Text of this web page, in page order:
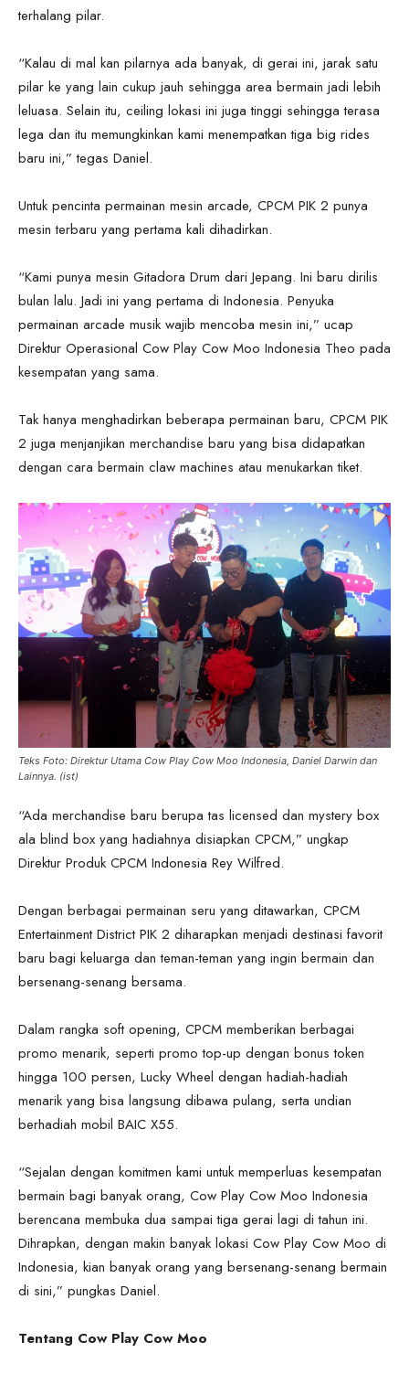
terhalang pilar.
“Kalau di mal kan pilarnya ada banyak, di gerai ini, jarak satu
pilar ke yang lain cukup jauh sehingga area bermain jadi lebih
leluasa. Selain itu, ceiling lokasi ini juga tinggi sehingga terasa
lega dan itu memungkinkan kami menempatkan tiga big rides
baru ini,” tegas Daniel.
Untuk pencinta permainan mesin arcade, CPCM PIK 2 punya
mesin terbaru yang pertama kali dihadirkan.
“Kami punya mesin Gitadora Drum dari Jepang. Ini baru dirilis
bulan lalu. Jadi ini yang pertama di Indonesia. Penyuka
permainan arcade musik wajib mencoba mesin ini,” ucap
Direktur Operasional Cow Play Cow Moo Indonesia Theo pada
kesempatan yang sama.
Tak hanya menghadirkan beberapa permainan baru, CPCM PIK
2 juga menjanjikan merchandise baru yang bisa didapatkan
dengan cara bermain claw machines atau menukarkan tiket.
Teks Foto: Direktur Utama Cow Play Cow Moo Indonesia, Daniel Darwin dan
Lainnya. (ist)
“Ada merchandise baru berupa tas licensed dan mystery box
ala blind box yang hadiahnya disiapkan CPCM,” ungkap
Direktur Produk CPCM Indonesia Rey Wilfred.
Dengan berbagai permainan seru yang ditawarkan, CPCM
Entertainment District PIK 2 diharapkan menjadi destinasi favorit
baru bagi keluarga dan teman-teman yang ingin bermain dan
bersenang-senang bersama.
Dalam rangka soft opening, CPCM memberikan berbagai
promo menarik, seperti promo top-up dengan bonus token
hingga 100 persen, Lucky Wheel dengan hadiah-hadiah
menarik yang bisa langsung dibawa pulang, serta undian
berhadiah mobil BAIC X55.
“Sejalan dengan komitmen kami untuk memperluas kesempatan
bermain bagi banyak orang, Cow Play Cow Moo Indonesia
berencana membuka dua sampai tiga gerai lagi di tahun ini.
Dihrapkan, dengan makin banyak lokasi Cow Play Cow Moo di
Indonesia, kian banyak orang yang bersenang-senang bermain
di sini,” pungkas Daniel.
Tentang Cow Play Cow Moo